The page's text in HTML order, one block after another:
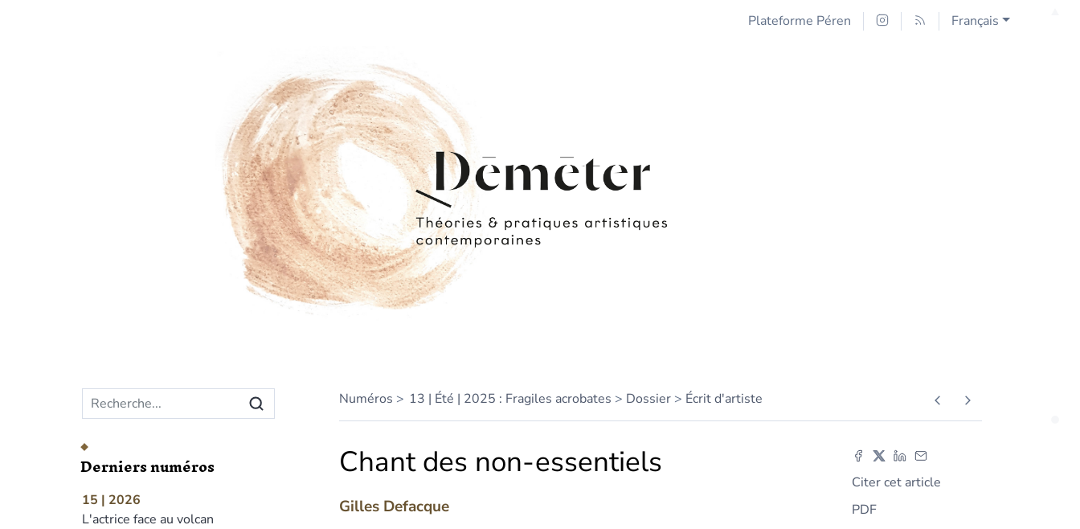
Plateforme Péren Français
Menu principal
Derniers numéros
15 | 2026
L'actrice face au volcan
Numéros 13 | Été | 2025 : Fragiles acrobates Dossier Écrit d'artiste
Citer cet article
PDF
Chant des non-essentiels
Gilles Defacque